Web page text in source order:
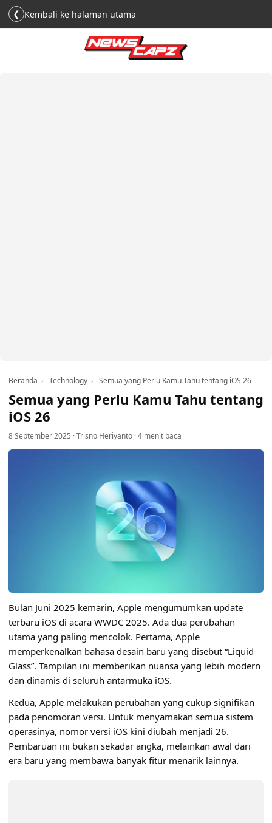
❮ Kembali ke halaman utama
Beranda Technology Semua yang Perlu Kamu Tahu tentang iOS 26
Semua yang Perlu Kamu Tahu tentang
iOS 26
8 September 2025 ·Trisno Heriyanto ·4 menit baca
Bulan Juni 2025 kemarin, Apple mengumumkan update
terbaru iOS di acara WWDC 2025. Ada dua perubahan
utama yang paling mencolok. Pertama, Apple
memperkenalkan bahasa desain baru yang disebut “Liquid
Glass”. Tampilan ini memberikan nuansa yang lebih modern
dan dinamis di seluruh antarmuka iOS.
Kedua, Apple melakukan perubahan yang cukup signifikan
pada penomoran versi. Untuk menyamakan semua sistem
operasinya, nomor versi iOS kini diubah menjadi 26.
Pembaruan ini bukan sekadar angka, melainkan awal dari
era baru yang membawa banyak fitur menarik lainnya.